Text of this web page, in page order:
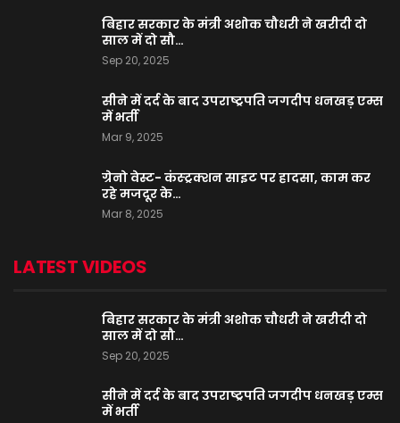
बिहार सरकार के मंत्री अशोक चौधरी ने खरीदी दो
साल में दो सौ…
Sep 20, 2025
सीने में दर्द के बाद उपराष्ट्रपति जगदीप धनखड़ एम्स
में भर्ती
Mar 9, 2025
ग्रेनो वेस्ट- कंस्ट्रक्शन साइट पर हादसा, काम कर
रहे मजदूर के…
Mar 8, 2025
LATEST VIDEOS
बिहार सरकार के मंत्री अशोक चौधरी ने खरीदी दो
साल में दो सौ…
Sep 20, 2025
सीने में दर्द के बाद उपराष्ट्रपति जगदीप धनखड़ एम्स
में भर्ती